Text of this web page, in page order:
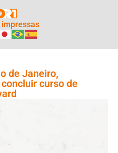
impressas
de Janeiro,
curso de